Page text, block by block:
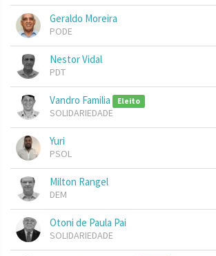
Geraldo Moreira
PODE
Nestor Vidal
PDT
Vandro Familia Eleito
SOLIDARIEDADE
Yuri
PSOL
Milton Rangel
DEM
Otoni de Paula Pai
SOLIDARIEDADE